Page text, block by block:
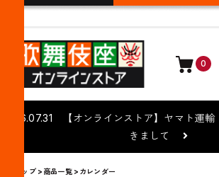
0
2026.07.31 【オンラインストア】ヤマト運
きまして
トップ > 商品一覧 >カレンダー